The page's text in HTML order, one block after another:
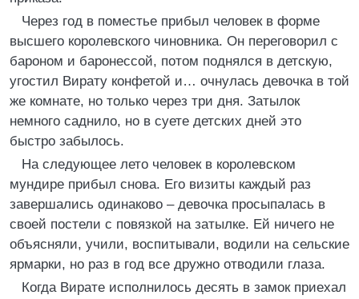
Через год в поместье прибыл человек в форме
высшего королевского чиновника. Он переговорил с
бароном и баронессой, потом поднялся в детскую,
угостил Вирату конфетой и… очнулась девочка в той
же комнате, но только через три дня. Затылок
немного саднило, но в суете детских дней это
быстро забылось.
На следующее лето человек в королевском
мундире прибыл снова. Его визиты каждый раз
завершались одинаково – девочка просыпалась в
своей постели с повязкой на затылке. Ей ничего не
объясняли, учили, воспитывали, водили на сельские
ярмарки, но раз в год все дружно отводили глаза.
Когда Вирате исполнилось десять в замок приехал